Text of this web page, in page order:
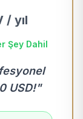
/ yıl
Şey Dahil
USD!"